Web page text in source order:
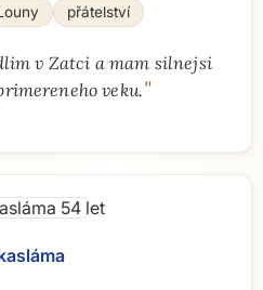
Přejít na hlavní obsah
přátelství
v Zatci a mam silnejsi
veku."